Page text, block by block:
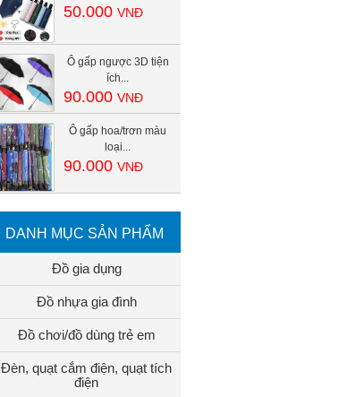
50.000VNĐ
Ô gấp ngược 3D tiện
ích...
90.000VNĐ
Ô gấp hoa/trơn màu
loại...
90.000VNĐ
DANH MỤC SẢN PHẨM
Đồ gia dụng
Đồ nhựa gia đình
Đồ chơi/đồ dùng trẻ em
Đèn, quạt cắm điện, quạt tích
điện